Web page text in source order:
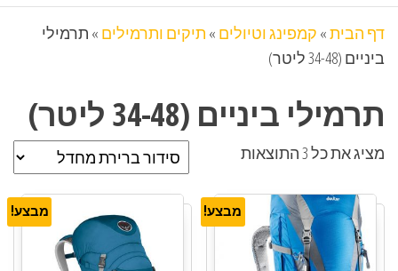
דף הבית» קמפינג וטיולים » תיקים ותרמילים » תרמילי
ביניים (34-48 ליטר)
תרמילי ביניים (34-48 ליטר)
מציג את כל 3 התוצאות
מבצע! מבצע!